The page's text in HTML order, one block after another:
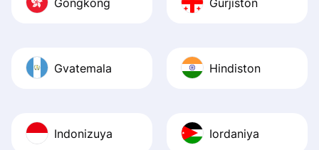
Gvatemala Hindiston
Indonizuya Iordaniya